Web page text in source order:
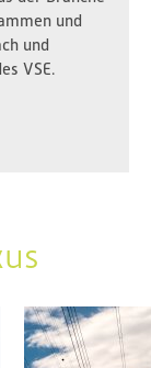
und
und
VSE.